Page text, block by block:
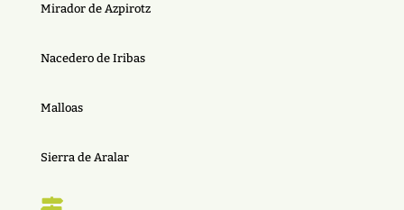
Mirador de Azpirotz
Nacedero de Iribas
Malloas
Sierra de Aralar